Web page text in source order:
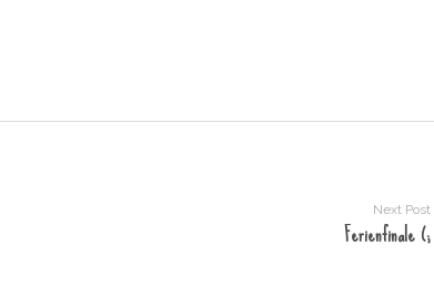
Next Post
Ferienfinale (;